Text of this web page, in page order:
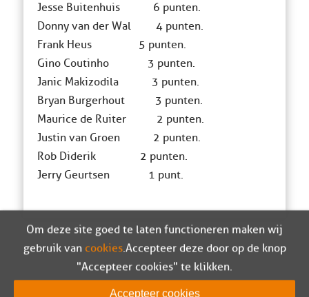
Jesse Buitenhuis 6 punten.
Donny van der Wal 4 punten.
Frank Heus 5 punten.
Gino Coutinho 3 punten.
Janic Makizodila 3 punten.
Bryan Burgerhout 3 punten.
Maurice de Ruiter 2 punten.
Justin van Groen 2 punten.
Rob Diderik 2 punten.
Jerry Geurtsen 1 punt.
Om deze site goed te laten functioneren maken wij
gebruik van cookies. Accepteer deze door op de knop
"Accepteer cookies" te klikken.
Accepteer cookies